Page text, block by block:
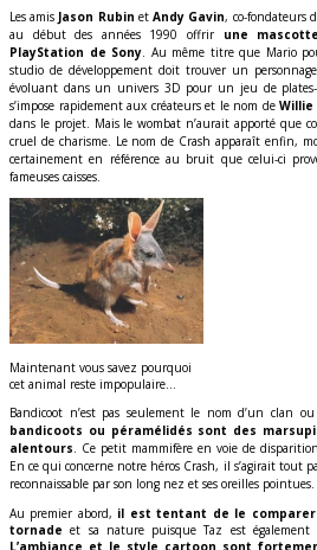
Les amis Jason Rubin etAndy Gavin, co-fondateurs
au début des années 1990 offrir une
PlayStation de Sony . Au même titre que Mario
studio de développement doit trouver un
évoluant dans un univers 3D pour un jeu de plates-
s’impose rapidement aux créateurs et le nom de Willie
dans le projet. Mais le wombat n’aurait apporté que
cruel de charisme. Le nom de Crash apparaît enfin,
certainement en référence au bruit que celui-ci
fameuses caisses.
Maintenant vous savez pourquoi
cet animal reste impopulaire…
Bandicoot n’est pas seulement le nom d’un clan
bandicoots ou péramélidés sont des
alentours . Ce petit mammifère en voie de
En ce qui concerne notre héros Crash, il s’agirait tout
reconnaissable par son long nez et ses oreilles pointues.
Au premier abord, il est tentant de le
tornade et sa nature puisque Taz est également
L’ambiance et le style cartoon sont